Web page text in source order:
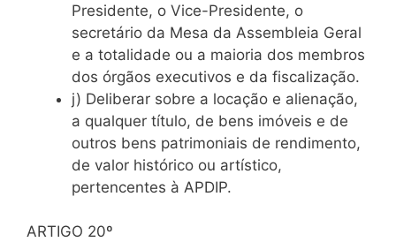
Presidente, o Vice-Presidente, o
secretário da Mesa da Assembleia Geral
e a totalidade ou a maioria dos membros
dos órgãos executivos e da fiscalização.
j) Deliberar sobre a locação e alienação,
a qualquer título, de bens imóveis e de
outros bens patrimoniais de rendimento,
de valor histórico ou artístico,
pertencentes à APDIP.
ARTIGO 20º